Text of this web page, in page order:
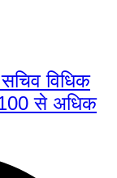
विधिक
100 से अधिक